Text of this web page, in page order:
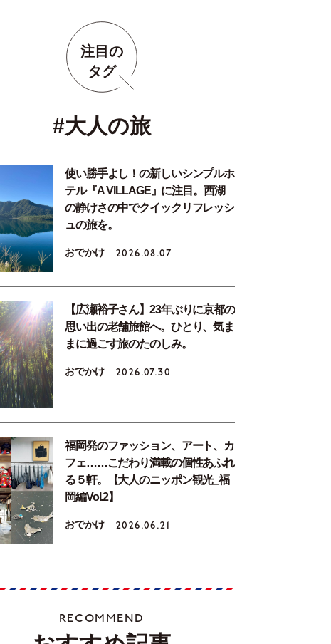
注目の
タグ
#大人の旅
使い勝手よし！の新しいシンプルホ
テル『A VILLAGE』に注目。西湖
の静けさの中でクイックリフレッシ
ュの旅を。
おでかけ 2026.08.07
【広瀬裕子さん】23年ぶりに京都の
思い出の老舗旅館へ。ひとり、気ま
まに過ごす旅のたのしみ。
おでかけ 2026.07.30
福岡発のファッション、アート、カ
フェ……こだわり満載の個性あふれ
る５軒。【大人のニッポン観光_福
岡編Vol.2】
おでかけ 2026.06.21
RECOMMEND